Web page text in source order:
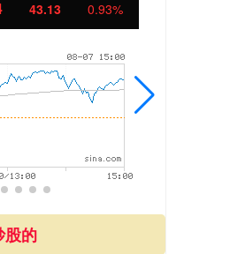
11.37 1.01%
股的